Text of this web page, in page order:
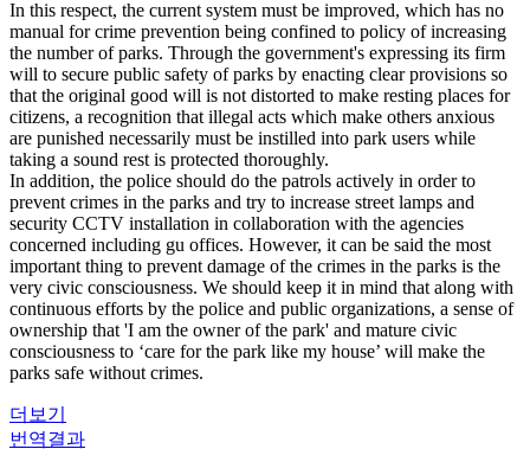
In this respect, the current system must be improved, which has no
manual for crime prevention being confined to policy of increasing
the number of parks. Through the government's expressing its firm
will to secure public safety of parks by enacting clear provisions so
that the original good will is not distorted to make resting places for
citizens, a recognition that illegal acts which make others anxious
are punished necessarily must be instilled into park users while
taking a sound rest is protected thoroughly.
In addition, the police should do the patrols actively in order to
prevent crimes in the parks and try to increase street lamps and
security CCTV installation in collaboration with the agencies
concerned including gu offices. However, it can be said the most
important thing to prevent damage of the crimes in the parks is the
very civic consciousness. We should keep it in mind that along with
continuous efforts by the police and public organizations, a sense of
ownership that 'I am the owner of the park' and mature civic
consciousness to ‘care for the park like my house’ will make the
parks safe without crimes.
더보기
번역결과